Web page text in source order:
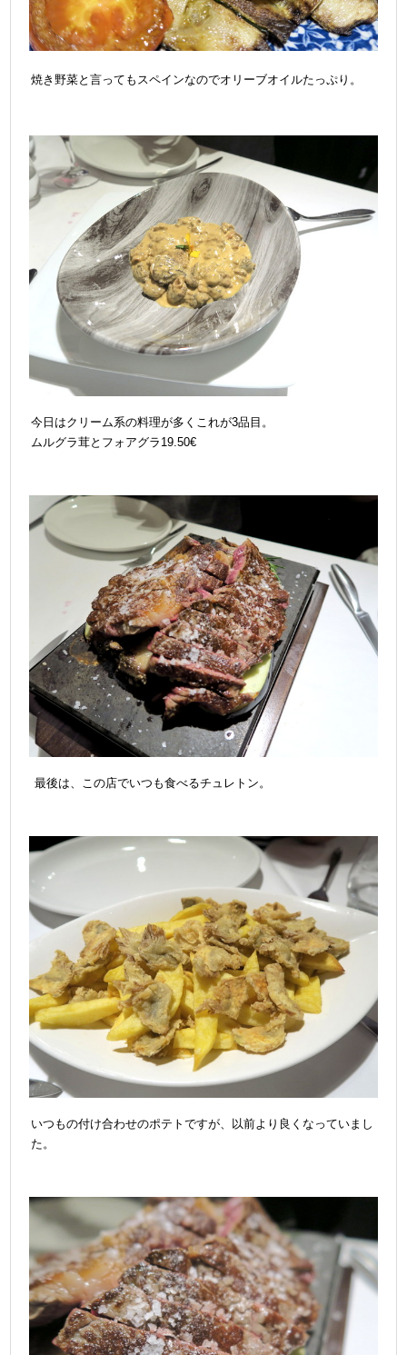
焼き野菜と言ってもスペインなのでオリーブオイルたっぷり。
今日はクリーム系の料理が多くこれが3品目。
ムルグラ茸とフォアグラ19.50€
最後は、この店でいつも食べるチュレトン。
いつもの付け合わせのポテトですが、以前より良くなっていまし
た。